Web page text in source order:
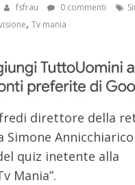
fsfrau 0 commenti
, Tv mania
direttore della
Simone
quiz inetente alla
Mania”.